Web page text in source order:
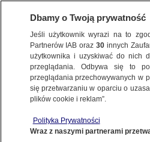
Dbamy o Twoją prywatność
Jeśli użytkownik wyrazi na to
Partnerów IAB oraz30 innych
użytkownika i uzyskiwać do nich
przeglądania. Odbywa się to
przeglądania przechowywanych w
się przetwarzaniu w oparciu o
plików cookie i reklam”.
Polityka Prywatności
Wraz z naszymi partnerami